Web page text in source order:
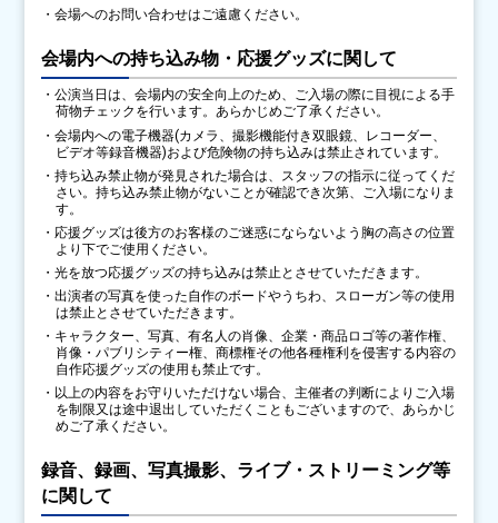
・会場へのお問い合わせはご遠慮ください。
会場内への持ち込み物・応援グッズに関して
・公演当日は、会場内の安全向上のため、ご入場の際に目視による手
荷物チェックを行います。あらかじめご了承ください。
・会場内への電子機器(カメラ、撮影機能付き双眼鏡、レコーダー、
ビデオ等録音機器)および危険物の持ち込みは禁止されています。
・持ち込み禁止物が発見された場合は、スタッフの指示に従ってくだ
さい。持ち込み禁止物がないことが確認でき次第、ご入場になりま
す。
・応援グッズは後方のお客様のご迷惑にならないよう胸の高さの位置
より下でご使用ください。
・光を放つ応援グッズの持ち込みは禁止とさせていただきます。
・出演者の写真を使った自作のボードやうちわ、スローガン等の使用
は禁止とさせていただきます。
・キャラクター、写真、有名人の肖像、企業・商品ロゴ等の著作権、
肖像・パブリシティー権、商標権その他各種権利を侵害する内容の
自作応援グッズの使用も禁止です。
・以上の内容をお守りいただけない場合、主催者の判断によりご入場
を制限又は途中退出していただくこともございますので、あらかじ
めご了承ください。
録音、録画、写真撮影、ライブ・ストリーミング等
に関して